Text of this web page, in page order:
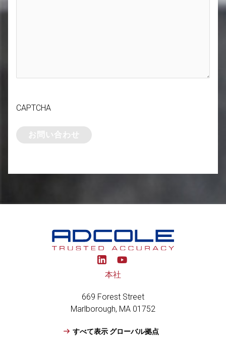
CAPTCHA
Y
o
b
e
本社
669 Forest Street
Marlborough, MA 01752
すべて表示 グローバル拠点